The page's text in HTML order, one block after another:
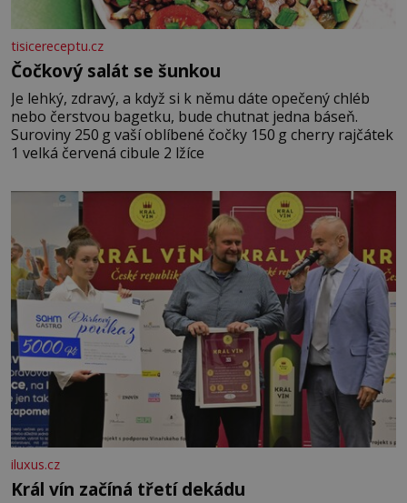
tisicereceptu.cz
Čočkový salát se šunkou
Je lehký, zdravý, a když si k němu dáte opečený chléb
nebo čerstvou bagetku, bude chutnat jedna báseň.
Suroviny 250 g vaší oblíbené čočky 150 g cherry rajčátek
1 velká červená cibule 2 lžíce
iluxus.cz
Král vín začíná třetí dekádu